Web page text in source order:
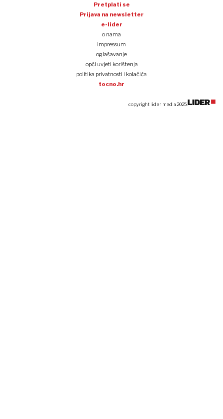
Pretplati se
Prijava na newsletter
e-lider
o nama
impressum
oglašavanje
opći uvjeti korištenja
politika privatnosti i kolačića
tocno.hr
copyright lider media 2025.